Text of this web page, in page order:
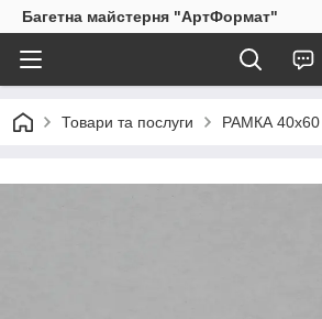
Багетна майстерня "АртФормат"
Товари та послуги РАМКА 40х60